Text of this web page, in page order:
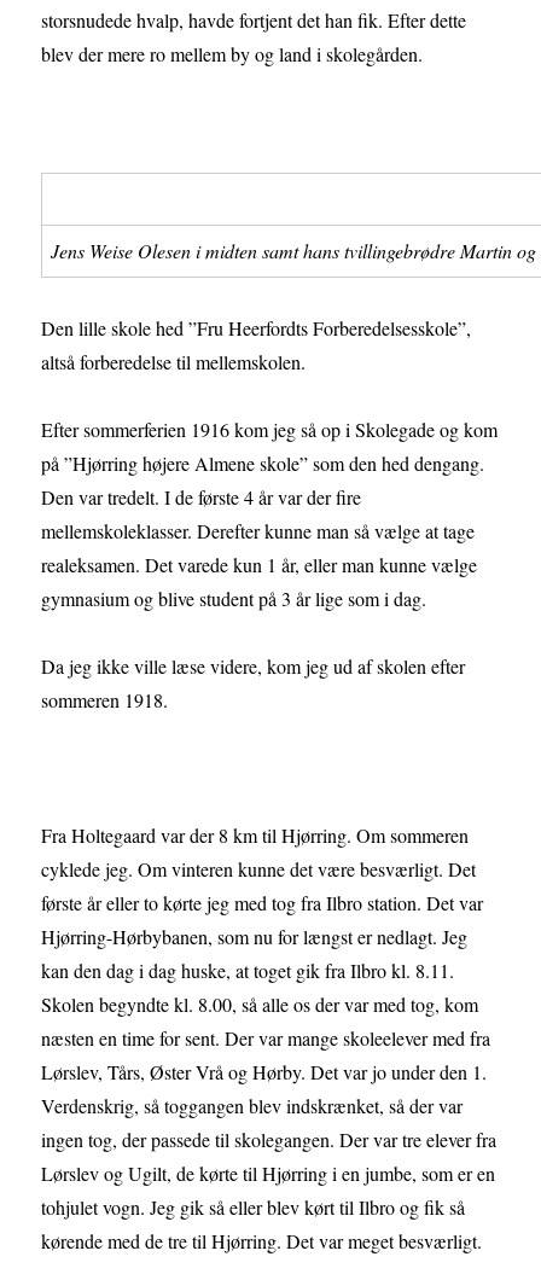
storsnudede hvalp, havde fortjent det han fik. Efter dette
blev der mere ro mellem by og land i skolegården.
Jens Weise Olesen i midten samt hans tvillingebrødre Martin
Den lille skole hed ”Fru Heerfordts Forberedelsesskole”,
altså forberedelse til mellemskolen.
Efter sommerferien 1916 kom jeg så op i Skolegade og kom
på ”Hjørring højere Almene skole” som den hed dengang.
Den var tredelt. I de første 4 år var der fire
mellemskoleklasser. Derefter kunne man så vælge at tage
realeksamen. Det varede kun 1 år, eller man kunne vælge
gymnasium og blive student på 3 år lige som i dag.
Da jeg ikke ville læse videre, kom jeg ud af skolen efter
sommeren 1918.
Fra Holtegaard var der 8 km til Hjørring. Om sommeren
cyklede jeg. Om vinteren kunne det være besværligt. Det
første år eller to kørte jeg med tog fra Ilbro station. Det var
Hjørring-Hørbybanen, som nu for længst er nedlagt. Jeg
kan den dag i dag huske, at toget gik fra Ilbro kl. 8.11.
Skolen begyndte kl. 8.00, så alle os der var med tog, kom
næsten en time for sent. Der var mange skoleelever med fra
Lørslev, Tårs, Øster Vrå og Hørby. Det var jo under den 1.
Verdenskrig, så toggangen blev indskrænket, så der var
ingen tog, der passede til skolegangen. Der var tre elever fra
Lørslev og Ugilt, de kørte til Hjørring i en jumbe, som er en
tohjulet vogn. Jeg gik så eller blev kørt til Ilbro og fik så
kørende med de tre til Hjørring. Det var meget besværligt.